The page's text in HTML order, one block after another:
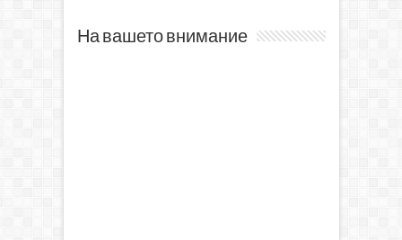
На вашето внимание